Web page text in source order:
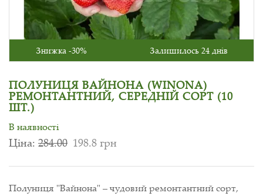
Знижка -30% Залишилось 24 днів
ПОЛУНИЦЯ ВАЙНОНА (WINONA)
РЕМОНТАНТНИЙ, СЕРЕДНІЙ СОРТ (10
ШТ.)
В наявності
Ціна: 284.00 198.8 грн
Полуниця "Вайнона" – чудовий ремонтантний сорт,